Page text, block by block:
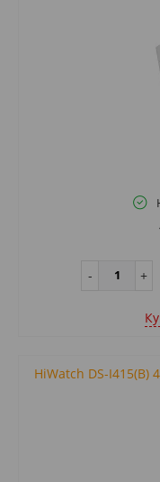
HiWatch DS-I415(B)